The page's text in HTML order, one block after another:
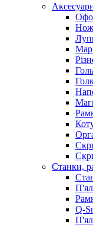
Станки,
Q-